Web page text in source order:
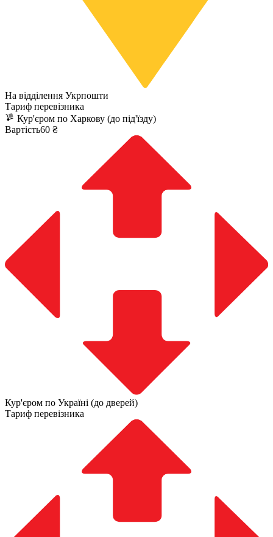
На відділення Укрпошти
Тариф перевізника
Кур'єром по Харкову (до під'їзду)
Вартість60 ₴
Кур'єром по Україні (до дверей)
Тариф перевізника